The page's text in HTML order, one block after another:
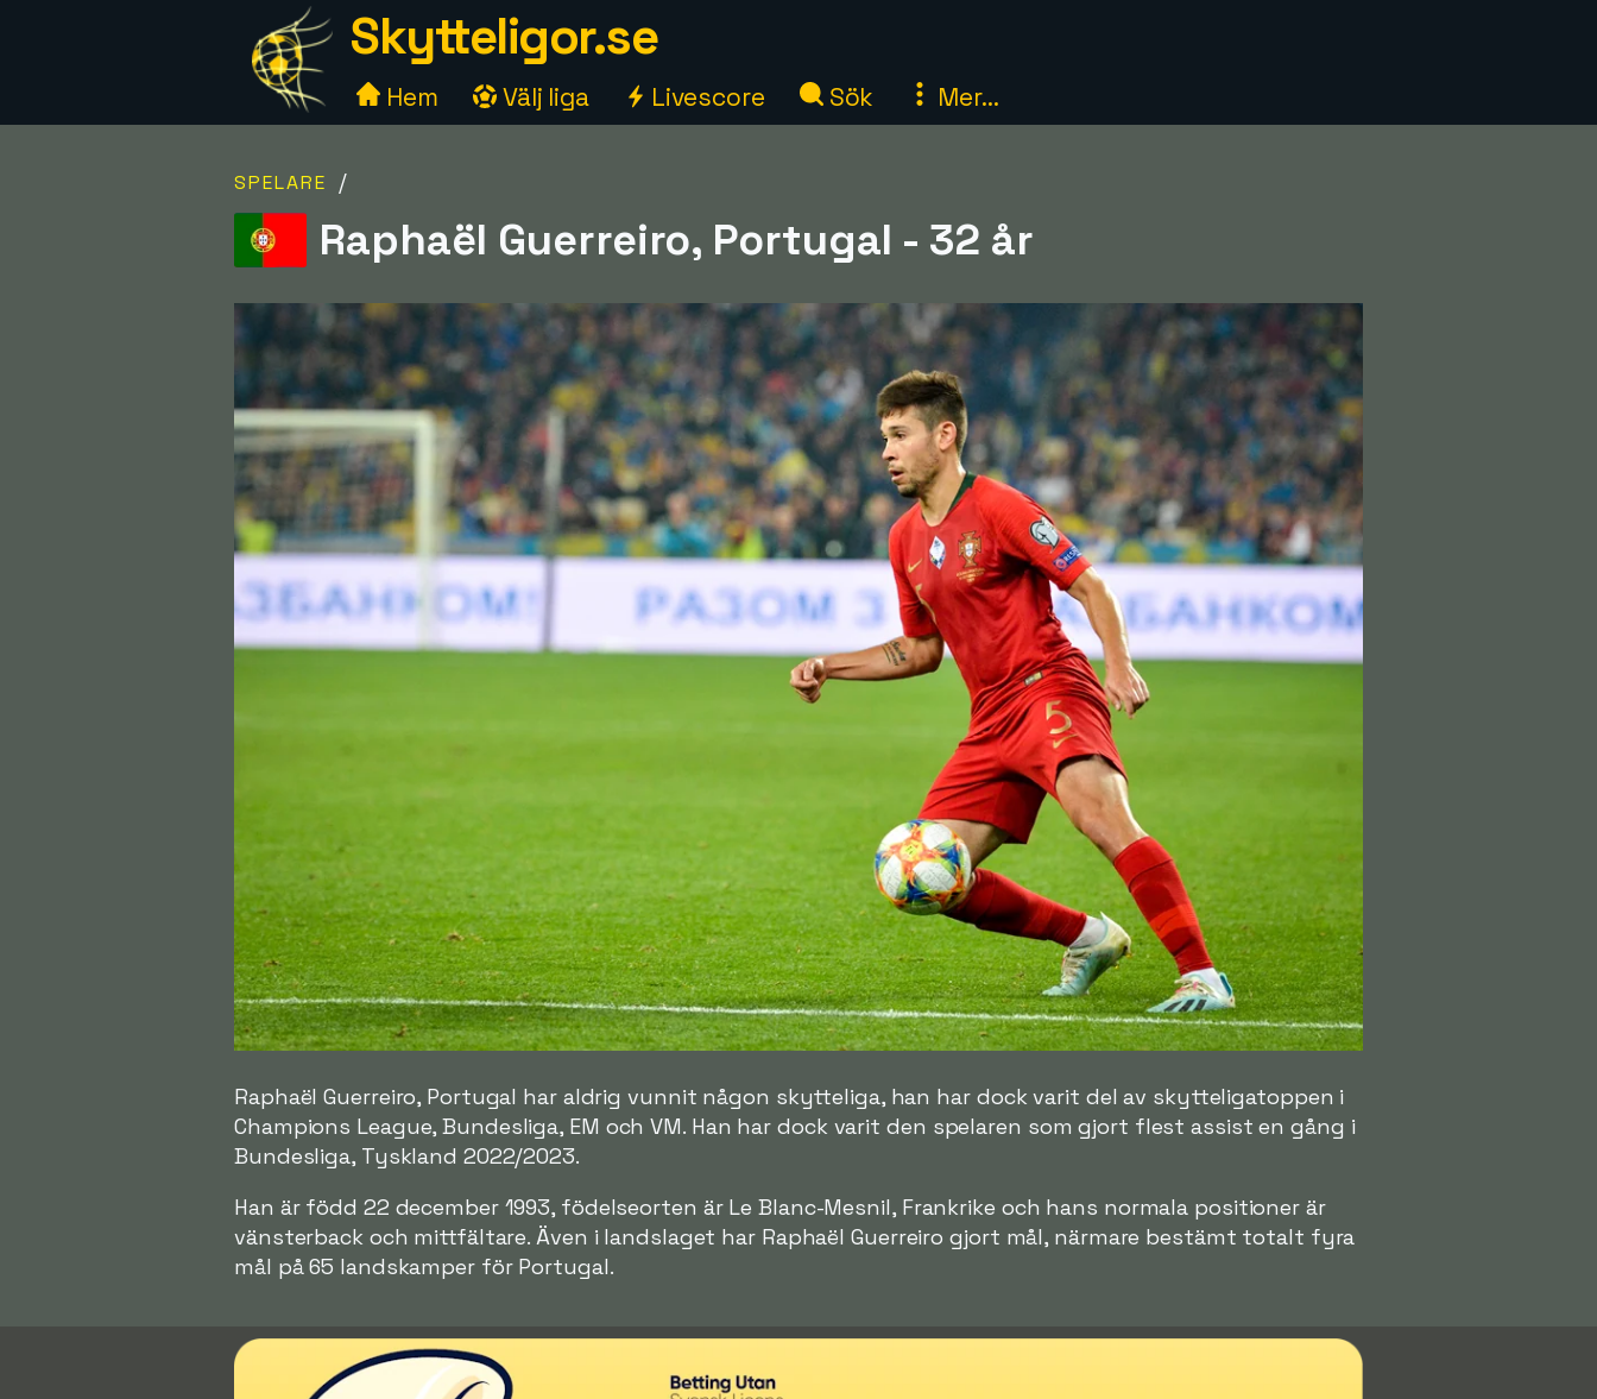
Skytteligor.se
Hem Välj liga Livescore Sök Mer...
SPELARE /
Raphaël Guerreiro, Portugal - 32 år
Raphaël Guerreiro, Portugal har aldrig vunnit någon skytteliga, han har dock varit del av skytteligatoppen i
Champions League, Bundesliga, EM och VM. Han har dock varit den spelaren som gjort flest assist en gång i
Bundesliga, Tyskland 2022/2023.
Han är född 22 december 1993, födelseorten är Le Blanc-Mesnil, Frankrike och hans normala positioner är
vänsterback och mittfältare. Även i landslaget har Raphaël Guerreiro gjort mål, närmare bestämt totalt fyra
mål på 65 landskamper för Portugal.